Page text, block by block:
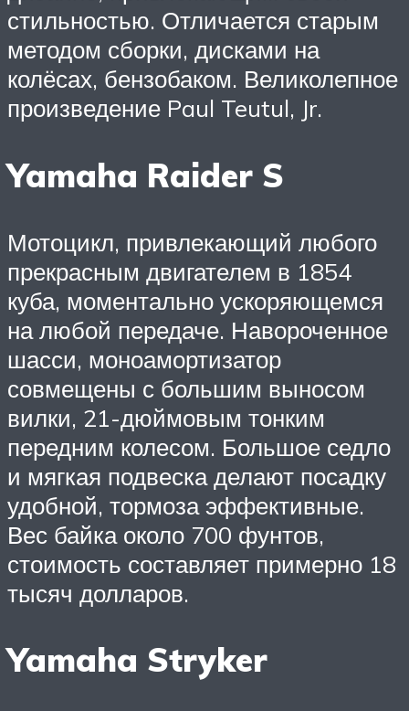
стильностью. Отличается старым
методом сборки, дисками на
колёсах, бензобаком. Великолепное
произведение Paul Teutul, Jr.
Yamaha Raider S
Мотоцикл, привлекающий любого
прекрасным двигателем в 1854
куба, моментально ускоряющемся
на любой передаче. Навороченное
шасси, моноамортизатор
совмещены с большим выносом
вилки, 21-дюймовым тонким
передним колесом. Большое седло
и мягкая подвеска делают посадку
удобной, тормоза эффективные.
Вес байка около 700 фунтов,
стоимость составляет примерно 18
тысяч долларов.
Yamaha Stryker